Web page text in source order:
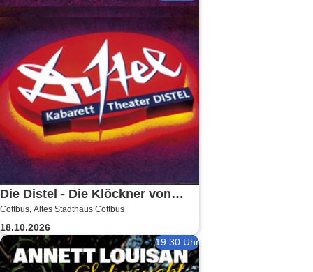
Die Distel - Die Klöckner von
Instagram
Cottbus, Altes Stadthaus Cottbus
18.10.2026
19:30 Uhr